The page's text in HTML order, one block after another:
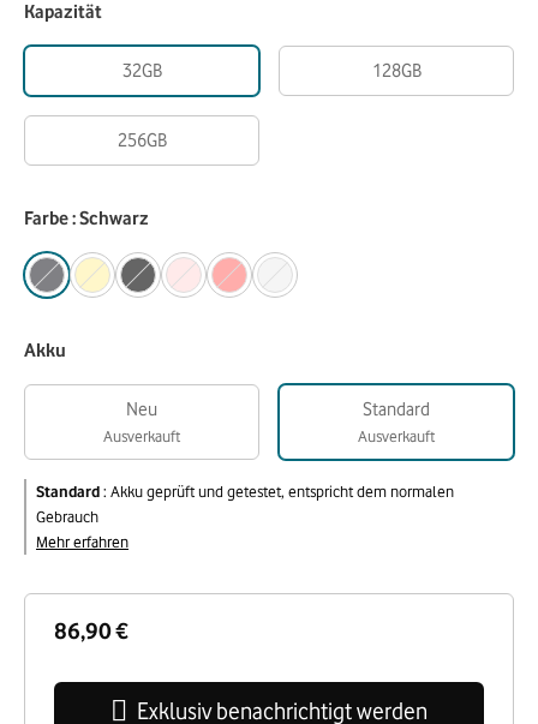
86,90 €
Exklusiv benachrichtigt werden
Kapazität
32GB 128GB
256GB
Farbe : Schwarz
Akku
Neu
Ausverkauft
Standard
Ausverkauft
Standard: Akku geprüft und getestet, entspricht dem normalen
Gebrauch
Mehr erfahren